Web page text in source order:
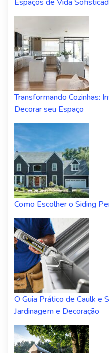
Espaços de Vida
Transformando Cozinhas:
Decorar seu Espaço
Como Escolher o Siding
O Guia Prático de Caulk e
Jardinagem e Decoração